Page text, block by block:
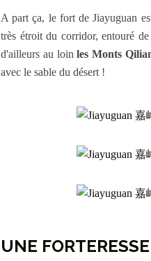
A part ça, le fort de Jiayuguan
très étroit du corridor, entouré
d'ailleurs au loinles Monts
avec le sable du désert !
UNE